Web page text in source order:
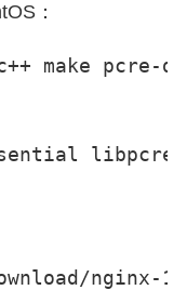
：
make pcre-
nginx-